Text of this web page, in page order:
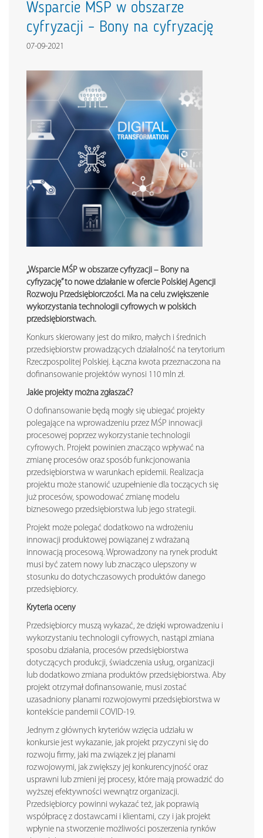
Wsparcie MSP w obszarze
cyfryzacji – Bony na cyfryzację
07-09-2021
„Wsparcie MŚP w obszarze cyfryzacji – Bony na
cyfryzację” to nowe działanie w ofercie Polskiej Agencji
Rozwoju Przedsiębiorczości. Ma na celu zwiększenie
wykorzystania technologii cyfrowych w polskich
przedsiębiorstwach.
Konkurs skierowany jest do mikro, małych i średnich
przedsiębiorstw prowadzących działalność na terytorium
Rzeczpospolitej Polskiej. Łączna kwota przeznaczona na
dofinansowanie projektów wynosi 110 mln zł.
Jakie projekty można zgłaszać?
O dofinansowanie będą mogły się ubiegać projekty
polegające na wprowadzeniu przez MŚP innowacji
procesowej poprzez wykorzystanie technologii
cyfrowych. Projekt powinien znacząco wpływać na
zmianę procesów oraz sposób funkcjonowania
przedsiębiorstwa w warunkach epidemii. Realizacja
projektu może stanowić uzupełnienie dla toczących się
już procesów, spowodować zmianę modelu
biznesowego przedsiębiorstwa lub jego strategii.
Projekt może polegać dodatkowo na wdrożeniu
innowacji produktowej powiązanej z wdrażaną
innowacją procesową. Wprowadzony na rynek produkt
musi być zatem nowy lub znacząco ulepszony w
stosunku do dotychczasowych produktów danego
przedsiębiorcy.
Kryteria oceny
Przedsiębiorcy muszą wykazać, że dzięki wprowadzeniu i
wykorzystaniu technologii cyfrowych, nastąpi zmiana
sposobu działania, procesów przedsiębiorstwa
dotyczących produkcji, świadczenia usług, organizacji
lub dodatkowo zmiana produktów przedsiębiorstwa. Aby
projekt otrzymał dofinansowanie, musi zostać
uzasadniony planami rozwojowymi przedsiębiorstwa w
kontekście pandemii COVID-19.
Jednym z głównych kryteriów wzięcia udziału w
konkursie jest wykazanie, jak projekt przyczyni się do
rozwoju firmy, jaki ma związek z jej planami
rozwojowymi, jak zwiększy jej konkurencyjność oraz
usprawni lub zmieni jej procesy, które mają prowadzić do
wyższej efektywności wewnątrz organizacji.
Przedsiębiorcy powinni wykazać też, jak poprawią
współpracę z dostawcami i klientami, czy i jak projekt
wpłynie na stworzenie możliwości poszerzenia rynków